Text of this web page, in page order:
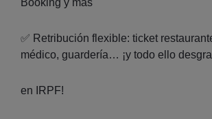
✅ Retribución flexible: ticket
médico, guardería… ¡y todo ello
en IRPF!